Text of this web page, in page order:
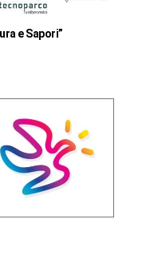
e Sapori”